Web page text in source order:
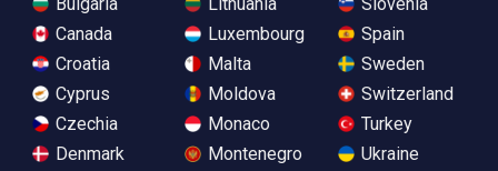
Canada
Croatia
Cyprus
Czechia
Denmark
Luxembourg
Malta
Moldova
Monaco
Montenegro
Spain
Sweden
Switzerland
Turkey
Ukraine